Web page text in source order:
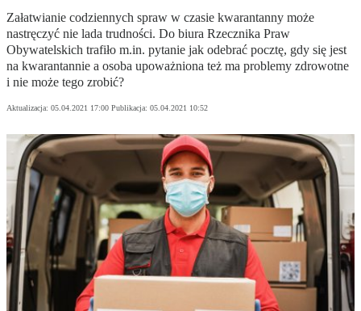
Załatwianie codziennych spraw w czasie kwarantanny może
nastręczyć nie lada trudności. Do biura Rzecznika Praw
Obywatelskich trafiło m.in. pytanie jak odebrać pocztę, gdy się jest
na kwarantannie a osoba upoważniona też ma problemy zdrowotne
i nie może tego zrobić?
Aktualizacja: 05.04.2021 17:00 Publikacja: 05.04.2021 10:52